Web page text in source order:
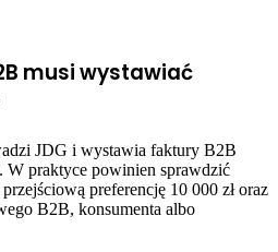
musi wystawiać
JDG i wystawia faktury B2B
praktyce powinien sprawdzić
preferencję 10 000 zł oraz
B2B, konsumenta albo